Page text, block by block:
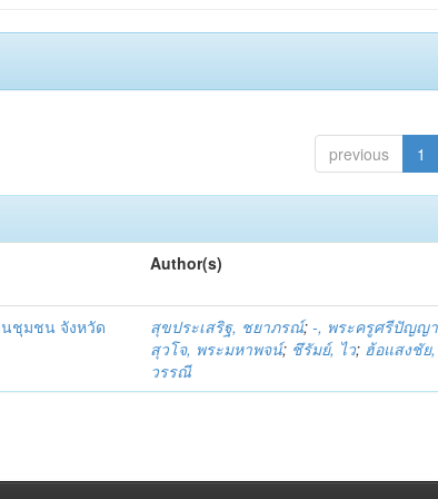
previous 1
Author(s)
ชุมชน จังหวัด
สุขประเสริฐ, ชยาภรณ์;-, พระครูศรีปัญญ
สุวโจ, พระมหาพจน์; ชึรัมย์, ไว; ฮ้อแสงชัย
วรรณี